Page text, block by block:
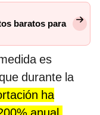
baratos para
es
durante la
ha